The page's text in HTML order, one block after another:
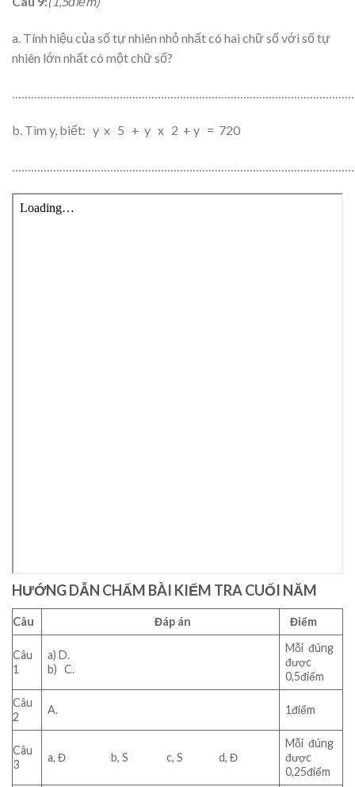
a. Tính hiệu của số tự nhiên nhỏ nhất có hai chữ số với số tự
nhiên lớn nhất có một chữ số?
b. Tìm y, biết: y x 5 + y x 2 + y = 720
HƯỚNG DẪN CHẤM BÀI KIỂM TRA CUỐI NĂM
Câu Đáp án Điểm
Câu
1
a) D.
b) C.
Mỗi ‎ đúng
được
0,5điểm
Câu
2
A. 1điểm
Câu
3
a, Đ b, S c, S d, Đ
Mỗi ‎ đúng
được
0,25điểm